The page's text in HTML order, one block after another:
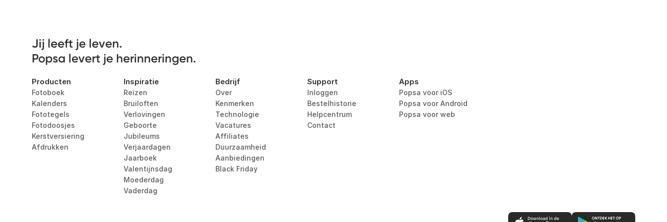
Jij leeft je leven.
Popsa levert je herinneringen.
Producten
Fotoboek
Kalenders
Fototegels
Fotodoosjes
Kerstversiering
Afdrukken
Inspiratie
Reizen
Bruiloften
Verlovingen
Geboorte
Jubileums
Verjaardagen
Jaarboek
Valentijnsdag
Moederdag
Vaderdag
Bedrijf
Over
Kenmerken
Technologie
Vacatures
Affiliates
Duurzaamheid
Aanbiedingen
Black Friday
Support
Inloggen
Bestelhistorie
Helpcentrum
Contact
Apps
Popsa voor iOS
Popsa voor Android
Popsa voor web